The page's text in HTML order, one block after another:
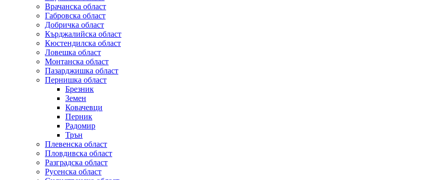
Врачанска област
Габровска област
Добричка област
Кърджалийска област
Кюстендилска област
Ловешка област
Монтанска област
Пазарджишка област
Пернишка област
Брезник
Земен
Ковачевци
Перник
Радомир
Трън
Плевенска област
Пловдивска област
Разградска област
Русенска област